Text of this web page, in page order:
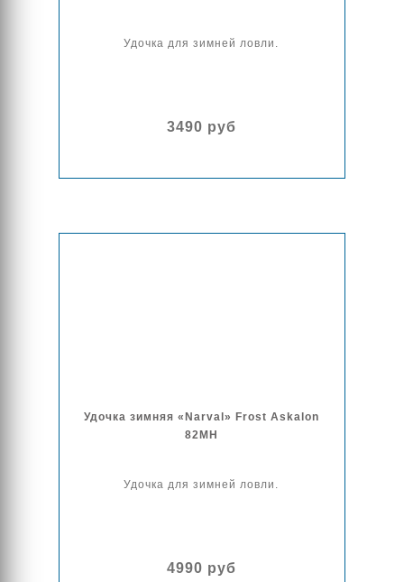
Удочка для зимней ловли.
3490 руб
Удочка зимняя «Narval» Frost Askalon
82MH
Удочка для зимней ловли.
4990 руб